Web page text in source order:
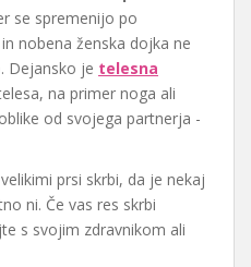
se spremenijo po
nobena ženska dojka ne
Dejansko je telesna
na primer noga ali
od svojega partnerja -
prsi skrbi, da je nekaj
ni. Če vas res skrbi
s svojim zdravnikom ali